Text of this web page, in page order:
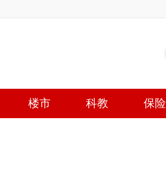
楼市 科教 保险